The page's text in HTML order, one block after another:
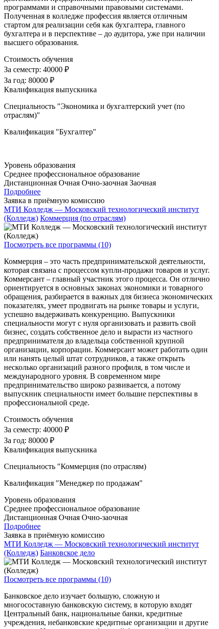
программами и справочными правовыми системами.
Полученная в колледже профессия является отличным
стартом для реализации себя как бухгалтера, главного
бухгалтера и в перспективе – до аудитора, уже при наличии
высшего образования.
Стоимость обучения
За семестр: 40000 ₽
За год: 80000 ₽
Квалификация выпускника
Специальность "Экономика и бухгалтерский учет (по
отраслям)"
Квалификация "Бухгалтер"
Уровень образования
Среднее профессиональное образование
Дистанционная Очная Очно-заочная Заочная
Подробнее
Заявка в приёмную комиссию
МТИ Колледж — Московский технологический институт
(Колледж) Коммерция (по отраслям)
Посмотреть все программы (10)
Коммерция – это часть предпринимательской деятельности,
которая связана с процессом купли-продажи товаров и услуг.
Коммерсант – главный участник этого процесса. Он отлично
ориентируется в основных законах экономики и товарного
обращения, разбирается в важных для бизнеса экономических
показателях, умеет продвигать на рынке товары и услуги,
успешно выдерживать конкуренцию. Выпускники
специальности могут с нуля организовать и развить свой
бизнес, создать собственное дело и вырасти из частного
предпринимателя до владельца собственной крупной
организации, корпорации. Коммерсант может работать один
или нанять целый штат сотрудников, а также открыть
несколько организаций разного профиля, в том числе и
международного уровня. В современном мире
предпринимательство широко развивается, а потому
выпускник специальности имеет большие перспективы в
профессиональной среде.
Стоимость обучения
За семестр: 40000 ₽
За год: 80000 ₽
Квалификация выпускника
Специальность "Коммерция (по отраслям)
Квалификация "Менеджер по продажам"
Уровень образования
Среднее профессиональное образование
Дистанционная Очная Очно-заочная
Подробнее
Заявка в приёмную комиссию
МТИ Колледж — Московский технологический институт
(Колледж) Банковское дело
Посмотреть все программы (10)
Банковское дело изучает большую, сложную и
многосоставную банковскую систему, в которую входят
Центральный банк, национальные банки, кредитные
учреждения, небанковские кредитные организации и другие